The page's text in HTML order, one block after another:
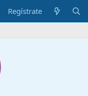
Regístrate